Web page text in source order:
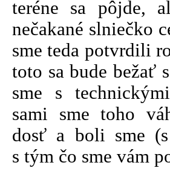
teréne sa pôjde,
nečakané slniečko
sme teda potvrdili
toto sa bude bežať
sme s
sami sme toho
dosť a boli sme
s tým čo sme vám